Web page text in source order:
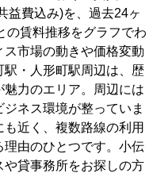
益費込み)を、過去24ヶ
の賃料推移をグラフでわ
市場の動きや価格変動
・人形町駅周辺は、歴
力のエリア。周辺には
ネス環境が整っていま
近く、複数路線の利用
由のひとつです。小伝
貸事務所をお探しの方